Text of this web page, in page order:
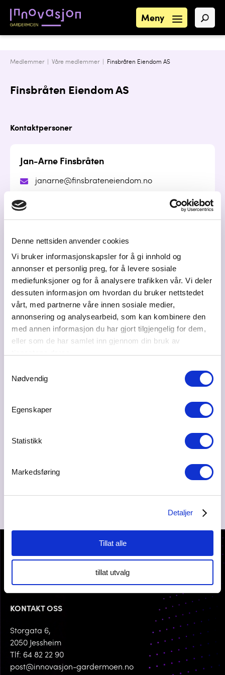
Denne nettsiden anvender cookies
Vi bruker informasjonskapsler for å gi innhold og
annonser et personlig preg, for å levere sosiale
mediefunksjoner og for å analysere trafikken vår. Vi deler
dessuten informasjon om hvordan du bruker nettstedet
vårt, med partnerne våre innen sosiale medier,
annonsering og analysearbeid, som kan kombinere den
med annen informasjon du har gjort tilgjengelig for dem,
eller som de har samlet inn gjennom din bruk av
Nødvendig
Egenskaper
Statistikk
Markedsføring
Detaljer
Tillat alle
tillat utvalg
Meny
Medlemmer | Våre medlemmer| Finsbråten Eiendom AS
Finsbråten Eiendom AS
Kontaktpersoner
Jan-Arne Finsbråten
janarne@finsbrateneiendom.no
Magne Finsbråten
magne@finsbrateneiendom.no
90936925
Besøksadresse
Prost Krags veg 29, 2080 EIDSVOLL
janarne@finsbrateneiendom.no
KONTAKT OSS
Storgata 6,
2050 Jessheim
Tlf: 64 82 22 90
post@innovasjon-gardermoen.no